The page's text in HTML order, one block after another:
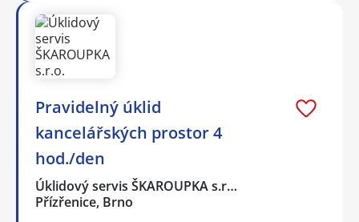
Pravidelný úklid
kancelářských prostor 4
hod./den
Úklidový servis ŠKAROUPKA s.r…
Přízřenice, Brno